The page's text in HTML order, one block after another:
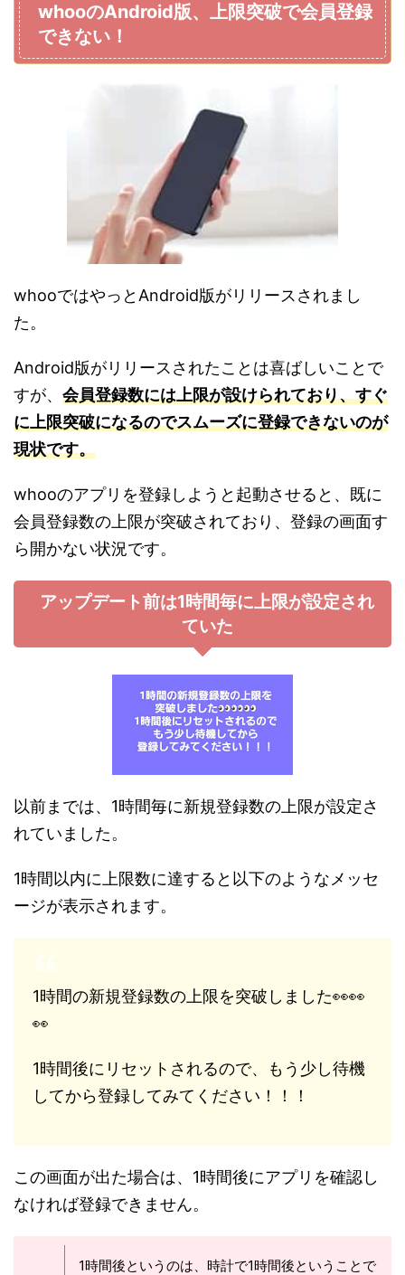
whooのAndroid版、上限突破で会員登録
できない！
whooではやっとAndroid版がリリースされまし
た。
Android版がリリースされたことは喜ばしいことで
すが、 会員登録数には上限が設けられており、すぐ
に上限突破になるのでスムーズに登録できないのが
現状です。
whooのアプリを登録しようと起動させると、既に
会員登録数の上限が突破されており、登録の画面す
ら開かない状況です。
アップデート前は1時間毎に上限が設定され
ていた
以前までは、1時間毎に新規登録数の上限が設定さ
れていました。
1時間以内に上限数に達すると以下のようなメッセ
ージが表示されます。
1時間の新規登録数の上限を突破しました👀👀
👀
1時間後にリセットされるので、もう少し待機
してから登録してみてください！！！
この画面が出た場合は、1時間後にアプリを確認し
なければ登録できません。
1時間後というのは、時計で1時間後ということで